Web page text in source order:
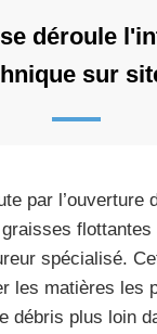
déroule
sur
par l’ouverture
flottantes
spécialisé.
les matières les
débris plus loin